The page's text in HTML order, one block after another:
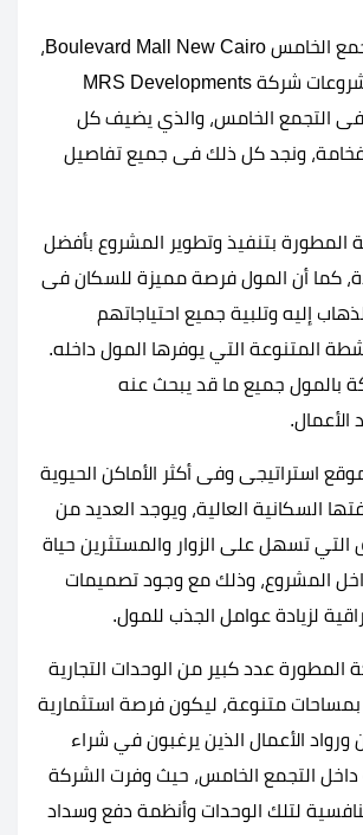
مول بوليفارد التجمع الخامس Boulevard Mall New Cairo،
هو أحدث وأبرز مشروعات شركة MRS Developments
فى التجمع الخامس، والذي يضيف كل
ونجد كل ذلك فى جميع تفاصيل
المطورة بتنفيذ وتطوير المشروع بأفضل
كما أن المول فرصة مميزة للسكان فى
إليه وتلبية جميع احتياجاتهم
المتنوعة التي يوفرها المول داخله.
بالمول جميع ما قد يبحث عنه
الأعمال.
استراتيجى وفى أكثر الأماكن الحيوية
السكانية العالية، ويوجد العديد من
التي تسهل على الزوار والمستثرين حياة
المشروع، وذلك مع وجود تصميمات
لزيادة عوامل الجذب للمول.
عدد كبير من الوحدات التجارية
بمساحات متنوعة، ليكون فرصة استثمارية
الأعمال الذين يرغبون في شراء
داخل التجمع الخامس، حيث وفرت الشركة
لتلك الوحدات وأنظمة دفع وسداد